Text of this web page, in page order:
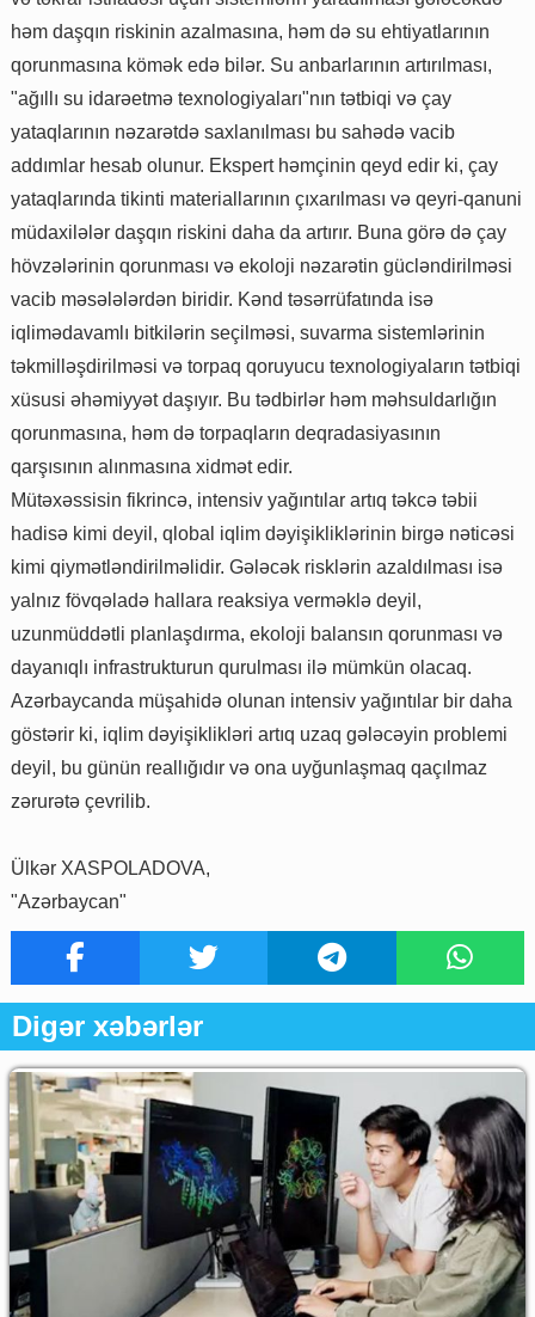
həm daşqın riskinin azalmasına, həm də su ehtiyatlarının
qorunmasına kömək edə bilər. Su anbarlarının artırılması,
"ağıllı su idarəetmə texnologiyaları"nın tətbiqi və çay
yataqlarının nəzarətdə saxlanılması bu sahədə vacib
addımlar hesab olunur. Ekspert həmçinin qeyd edir ki, çay
yataqlarında tikinti materiallarının çıxarılması və qeyri-qanuni
müdaxilələr daşqın riskini daha da artırır. Buna görə də çay
hövzələrinin qorunması və ekoloji nəzarətin gücləndirilməsi
vacib məsələlərdən biridir. Kənd təsərrüfatında isə
iqlimədavamlı bitkilərin seçilməsi, suvarma sistemlərinin
təkmilləşdirilməsi və torpaq qoruyucu texnologiyaların tətbiqi
xüsusi əhəmiyyət daşıyır. Bu tədbirlər həm məhsuldarlığın
qorunmasına, həm də torpaqların deqradasiyasının
qarşısının alınmasına xidmət edir.
Mütəxəssisin fikrincə, intensiv yağıntılar artıq təkcə təbii
hadisə kimi deyil, qlobal iqlim dəyişikliklərinin birgə nəticəsi
kimi qiymətləndirilməlidir. Gələcək risklərin azaldılması isə
yalnız fövqəladə hallara reaksiya verməklə deyil,
uzunmüddətli planlaşdırma, ekoloji balansın qorunması və
dayanıqlı infrastrukturun qurulması ilə mümkün olacaq.
Azərbaycanda müşahidə olunan intensiv yağıntılar bir daha
göstərir ki, iqlim dəyişiklikləri artıq uzaq gələcəyin problemi
deyil, bu günün reallığıdır və ona uyğunlaşmaq qaçılmaz
zərurətə çevrilib.
Ülkər XASPOLADOVA,
"Azərbaycan"
Digər xəbərlər